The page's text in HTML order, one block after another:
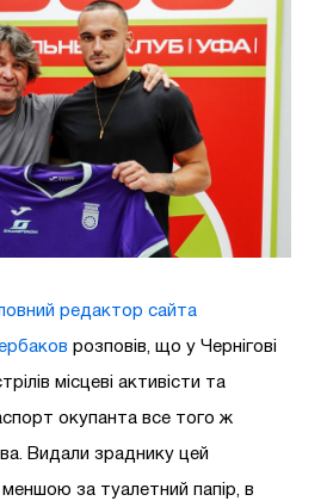
редактор сайта
розповів, що у Чернігові
місцеві активісти та
окупанта все того ж
Видали зраднику цей
за туалетний папір, в